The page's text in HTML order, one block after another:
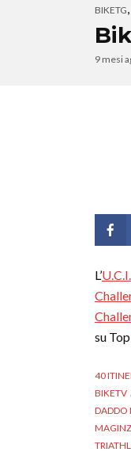
BIKETG,
9 mesi
L’U.C.I.
su
40
BIKETV
DADDO